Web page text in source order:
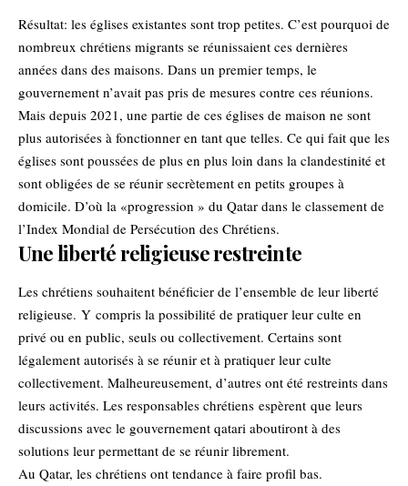
Résultat: les églises existantes sont trop petites. C’est pourquoi de
nombreux chrétiens migrants se réunissaient ces dernières
années dans des maisons. Dans un premier temps, le
gouvernement n’avait pas pris de mesures contre ces réunions.
Mais depuis 2021, une partie de ces églises de maison ne sont
plus autorisées à fonctionner en tant que telles. Ce qui fait que les
églises sont poussées de plus en plus loin dans la clandestinité et
sont obligées de se réunir secrètement en petits groupes à
domicile. D’où la «progression » du Qatar dans le classement de
l’Index Mondial de Persécution des Chrétiens.
Une liberté religieuse restreinte
Les chrétiens souhaitent bénéficier de l’ensemble de leur liberté
religieuse. Y compris la possibilité de pratiquer leur culte en
privé ou en public, seuls ou collectivement. Certains sont
légalement autorisés à se réunir et à pratiquer leur culte
collectivement. Malheureusement, d’autres ont été restreints dans
leurs activités. Les responsables chrétiens espèrent que leurs
discussions avec le gouvernement qatari aboutiront à des
solutions leur permettant de se réunir librement.
Au Qatar, les chrétiens ont tendance à faire profil bas.